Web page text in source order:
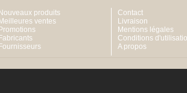
Nouveaux produits
Meilleures ventes
Promotions
Fabricants
Fournisseurs
Contact
Livraison
Mentions légales
Conditions
A propos